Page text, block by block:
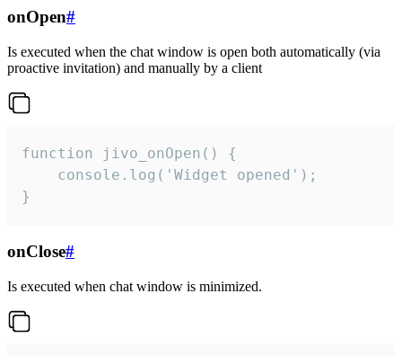
onOpen#
Is executed when the chat window is open both automatically (via
proactive invitation) and manually by a client
function jivo_onOpen() {
    console.log('Widget opened');
}
onClose#
Is executed when chat window is minimized.